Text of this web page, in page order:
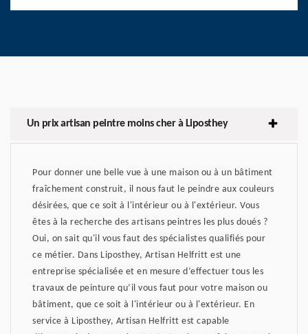
Un prix artisan peintre moins cher à Liposthey
Pour donner une belle vue à une maison ou à un bâtiment
fraîchement construit, il nous faut le peindre aux couleurs
désirées, que ce soit à l'intérieur ou à l'extérieur. Vous
êtes à la recherche des artisans peintres les plus doués ?
Oui, on sait qu'il vous faut des spécialistes qualifiés pour
ce métier. Dans Liposthey, Artisan Helfritt est une
entreprise spécialisée et en mesure d’effectuer tous les
travaux de peinture qu’il vous faut pour votre maison ou
bâtiment, que ce soit à l'intérieur ou à l'extérieur. En
service à Liposthey, Artisan Helfritt est capable